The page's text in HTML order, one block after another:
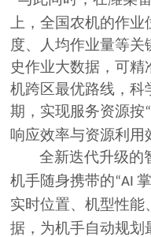
上，全国农机的作
度、人均作业量等
史作业大数据，可
机跨区最优路线，科
期，实现服务资源按“
响应效率与资源利用
全新迭代升级的
机手随身携带的“AI
实时位置、机型性能
据，为机手自动规划